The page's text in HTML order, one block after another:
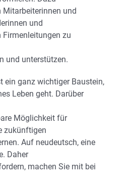
Mitarbeiterinnen und
und
Firmenleitungen zu
und unterstützen.
ein ganz wichtiger Baustein,
Leben geht. Darüber
Möglichkeit für
zukünftigen
Auf neudeutsch, eine
Daher
machen Sie mit bei